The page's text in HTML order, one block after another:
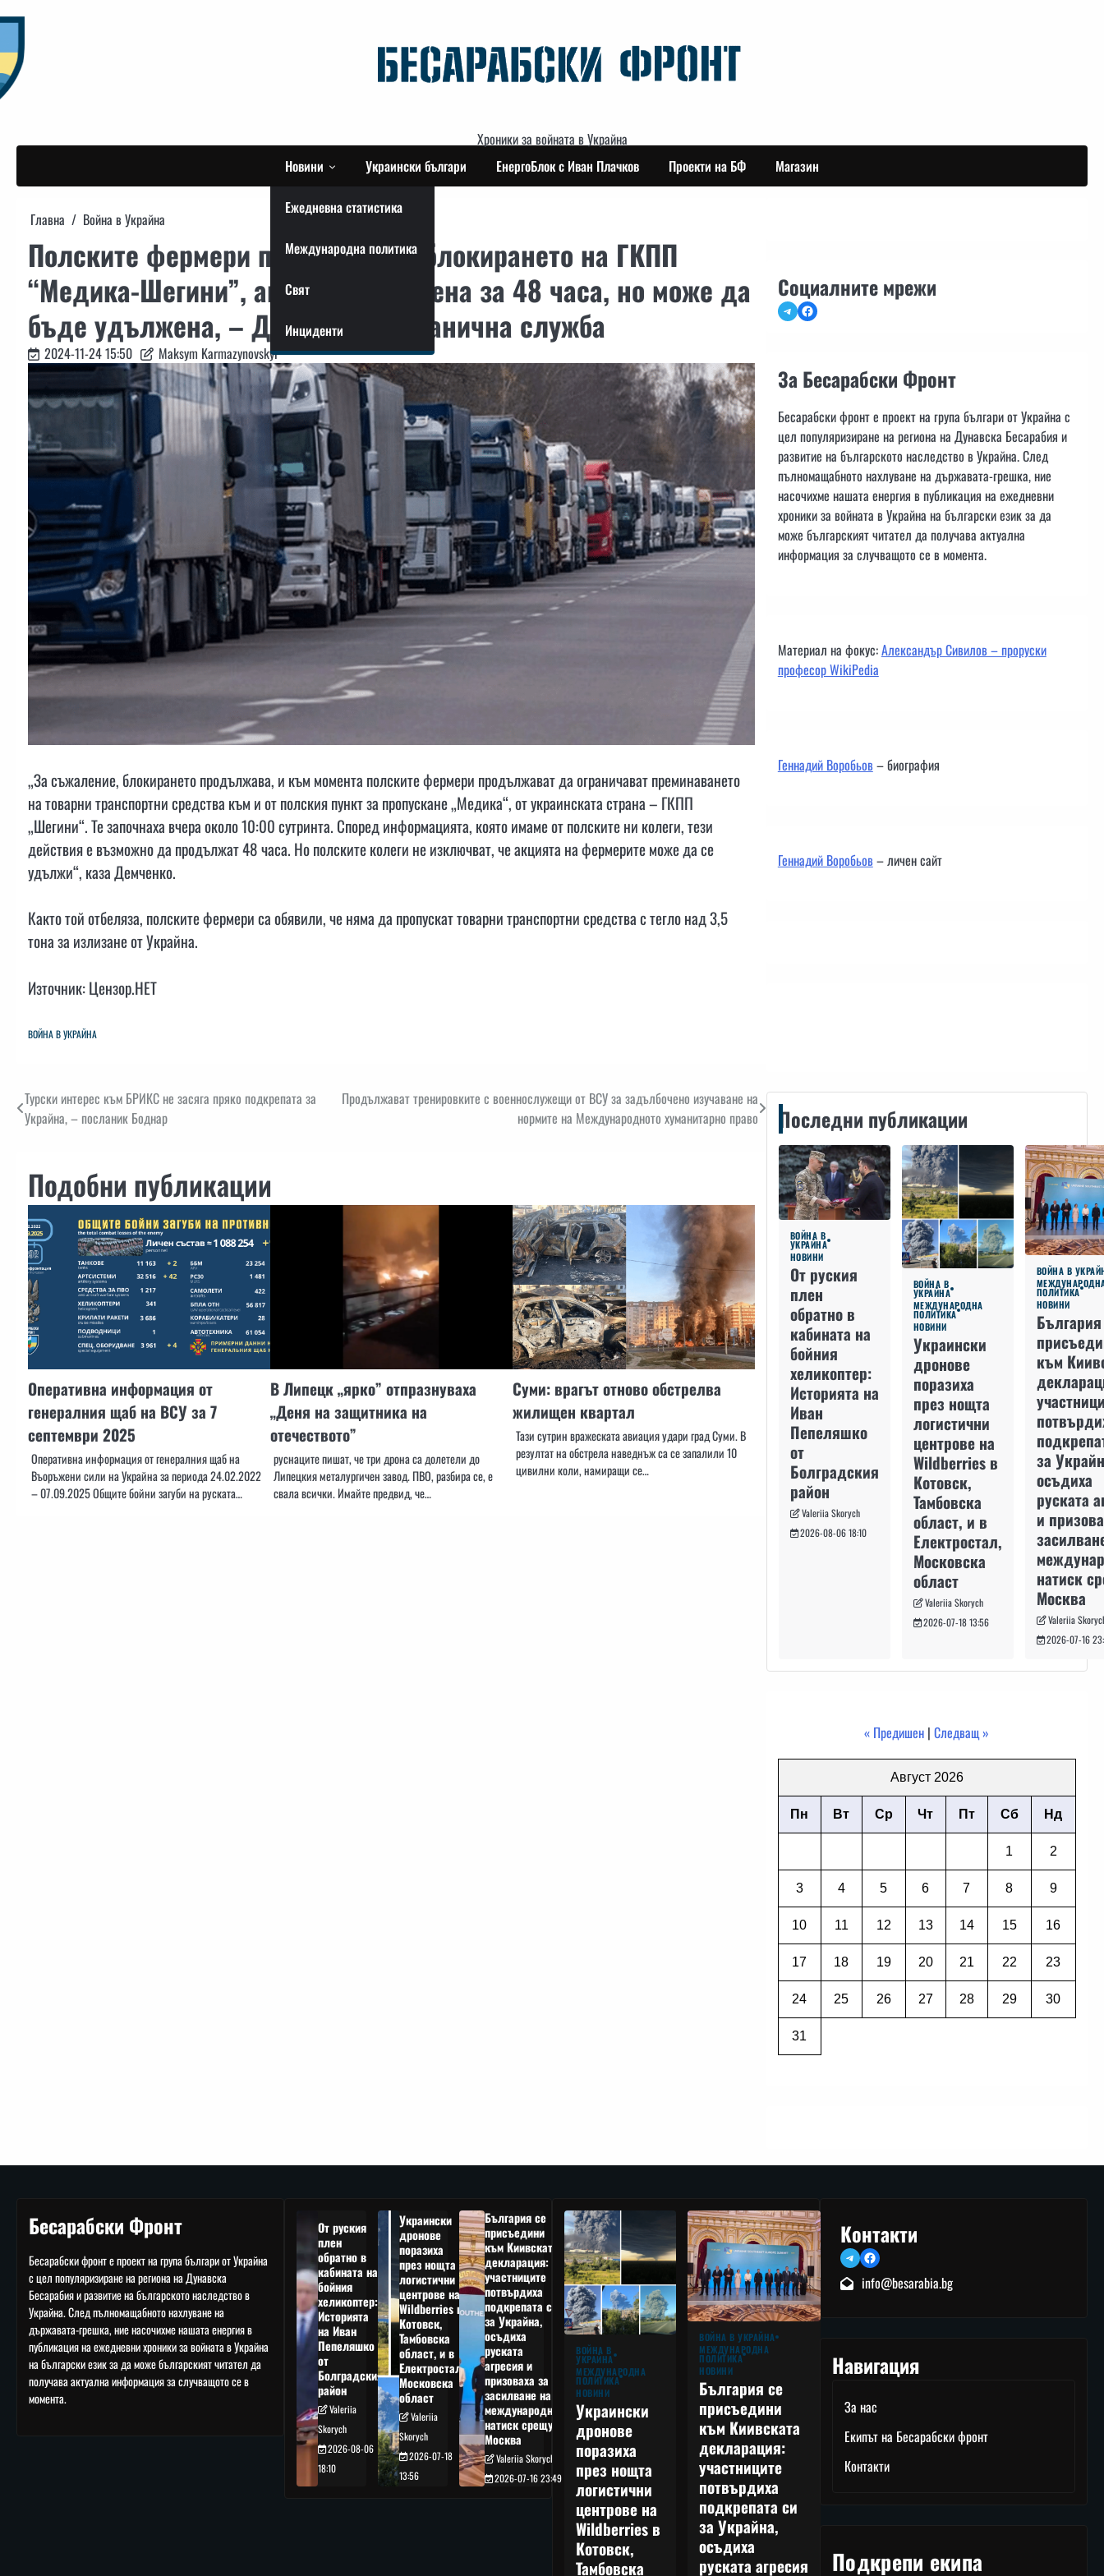
to
content
Хроники за войната в Украйна
Новини
Ежедневна статистика
Международна политика
Свят
Инциденти
Украински българи ЕнергоБлок с Иван Плачков Проекти на БФ Магазин
Главна Война в Украйна
Полските фермери продължават блокирането на ГКПП
“Медика-Шегини”, акцията е обявена за 48 часа, но може да
бъде удължена, – Държавната гранична служба
2024-11-24 15:50 Maksym Karmazynovskyi
„За съжаление, блокирането продължава, и към момента полските фермери продължават да ограничават преминаването
на товарни транспортни средства към и от полския пункт за пропускане „Медика“, от украинската страна – ГКПП
„Шегини“. Те започнаха вчера около 10:00 сутринта. Според информацията, която имаме от полските ни колеги, тези
действия е възможно да продължат 48 часа. Но полските колеги не изключват, че акцията на фермерите може да се
удължи“, каза Демченко.
Както той отбеляза, полските фермери са обявили, че няма да пропускат товарни транспортни средства с тегло над 3,5
тона за излизане от Украйна.
Източник: Цензор.НЕТ
ВОЙНА В УКРАЙНА
Навигация
Турски интерес към БРИКС не засяга пряко подкрепата за
Украйна, – посланик Боднар
Продължават тренировките с военнослужещи от ВСУ за задълбочено изучаване на
нормите на Международното хуманитарно право
Подобни публикации
Оперативна информация от
генералния щаб на ВСУ за 7
септември 2025
Оперативна информация от генералния щаб на
Въоръжени сили на Украйна за периода 24.02.2022
– 07.09.2025 Общите бойни загуби на руската…
В Липецк „ярко” отпразнуваха
„Деня на защитника на
отечеството”
руснаците пишат, че три дрона са долетели до
Липецкия металургичен завод. ПВО, разбира се, е
свала всички. Имайте предвид, че…
Суми: врагът отново обстрелва
жилищен квартал
Тази сутрин вражеската авиация удари град Суми. В
резултат на обстрела наведнъж са се запалили 10
цивилни коли, намиращи се…
Социалните мрежи
TelegramFacebook
За Бесарабски Фронт
Бесарабски фронт е проект на група българи от Украйна с
цел популяризиране на региона на Дунавска Бесарабия и
развитие на българското наследство в Украйна. След
пълномащабното нахлуване на държавата-грешка, ние
насочихме нашата енергия в публикация на ежедневни
хроники за войната в Украйна на български език за да
може българският читател да получава актуална
информация за случващото се в момента.
Материал на фокус:Александър Сивилов – проруски
професор WikiPedia
Геннадий Воробьов– биография
Геннадий Воробьов– личен сайт
Последни публикации
ВОЙНА В
УКРАЙНА
НОВИНИ
От руския
плен
обратно в
кабината на
бойния
хеликоптер:
Историята на
Иван
Пепеляшко
от
Болградския
район
Valeriia Skorych
2026-08-06 18:10
ВОЙНА В
УКРАЙНА
МЕЖДУНАРОДНА
ПОЛИТИКА
НОВИНИ
Украински
дронове
поразиха
през нощта
логистични
центрове на
Wildberries в
Котовск,
Тамбовска
област, и в
Електростал,
Московска
област
Valeriia Skorych
2026-07-18 13:56
ВОЙНА В
ПОЛИТИКА
НОВИНИ
към
за
осъдиха
руската
и
натиск
Москва
Valeriia
2026-07-16
« Предишен |Следващ »
Август 2026
Пн Вт Ср Чт Пт Сб Нд
1 2
3 4 5 6 7 8 9
10 11 12 13 14 15 16
17 18 19 20 21 22 23
24 25 26 27 28 29 30
31
Бесарабски Фронт
Бесарабски фронт е проект на група българи от Украйна
с цел популяризиране на региона на Дунавска
Бесарабия и развитие на българското наследство в
Украйна. След пълномащабното нахлуване на
държавата-грешка, ние насочихме нашата енергия в
публикация на ежедневни хроники за войната в Украйна
на български език за да може българският читател да
получава актуална информация за случващото се в
момента.
От руския
плен
обратно в
кабината на
бойния
хеликоптер:
Историята
на Иван
Пепеляшко
от
Болградския
район
Valeriia
Skorych
2026-08-06
18:10
Украински
дронове
поразиха
през нощта
логистични
центрове на
Wildberries в
Котовск,
Тамбовска
област, и в
Електростал,
Московска
област
Valeriia
Skorych
2026-07-18
13:56
България се
присъедини
към Киивската
декларация:
участниците
потвърдиха
подкрепата си
за Украйна,
осъдиха
руската
агресия и
призоваха за
засилване на
международния
натиск срещу
Москва
Valeriia Skorych
2026-07-16 23:49
ВОЙНА В
УКРАЙНА
МЕЖДУНАРОДНА
ПОЛИТИКА
НОВИНИ
Украински
дронове
поразиха
през нощта
логистични
центрове на
Wildberries в
Котовск,
Тамбовска
ВОЙНА В УКРАЙНА
МЕЖДУНАРОДНА
ПОЛИТИКА
НОВИНИ
България се
присъедини
към Киивската
декларация:
участниците
потвърдиха
подкрепата си
за Украйна,
осъдиха
руската агресия
Контакти
TelegramFacebook
info@besarabia.bg
Навигация
За нас
Екипът на Бесарабски фронт
Контакти
Подкрепи екипа